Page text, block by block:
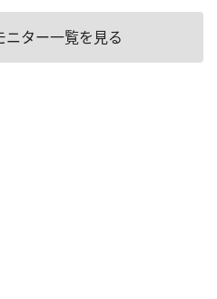
ニター一覧を見る